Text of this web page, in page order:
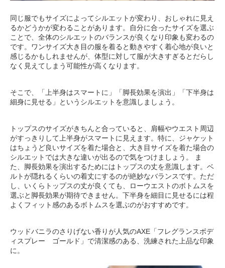
同じ服でもサイズによってシルエットが変わり、おしゃれに見え
るかどうかが変わることがあります。自分に合ったサイズを選ぶ
ことで、全体のシルエットのバランスが良くなり印象も変わるの
です。ワンサイズ大き目の服を着ると動きやすく着心地が良いと
感じるかもしれませんが、体型に対して服が大きすぎるとだらし
なく見えてしまう可能性が高くなります。
そこで、「上半身はスマートに」「脚長効果を演出」「下半身は
細身に見せる」というシルエットを意識しましょう。
トップスのサイズがきちんと合っていると、肩幅やウエスト周辺
がすっきりして上半身がスマートに見えます。特に、ジャケット
はちょうど良いサイズを着た場合と、大き目サイズを着た場合の
シルエットでは大きな違いが出るので気をつけましょう。 ま
た、脚長効果を演出するためにはトップスの丈を意識します。ベ
ルトが隠れるくらいの着丈にするのが絶妙なバランスです。ただ
し、いくらトップスの丈が良くても、ローウエストのボトムスを
選ぶと脚長効果が期待できません。下半身を細目に見せるには程
よくフィット感のあるボトムスを選ぶのがおすすめです。
ウッドバニラのさりげない香りが人気のAXE「フレグランスボデ
ィスプレー ゴールド」で清潔感のある、洗練された上品な印象
に。